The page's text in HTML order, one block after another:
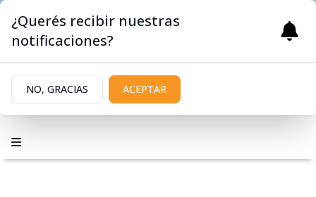
¿Querés recibir nuestras
notificaciones?
NO, GRACIAS ACEPTAR